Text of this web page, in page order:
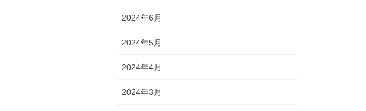
2024年6月
2024年5月
2024年4月
2024年3月